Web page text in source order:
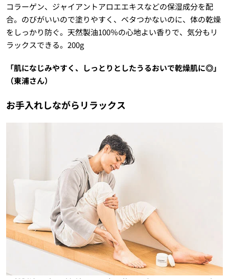
コラーゲン、ジャイアントアロエエキスなどの保湿成分を配
合。のびがいいので塗りやすく、ベタつかないのに、体の乾燥
をしっかり防ぐ。天然製油100％の心地よい香りで、気分もリ
ラックスできる。200g
「肌になじみやすく、しっとりとしたうるおいで乾燥肌に◎」
（東浦さん）
お手入れしながらリラックス